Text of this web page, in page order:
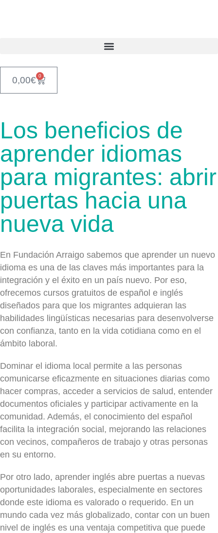
0,00€ 0
Los beneficios de
aprender idiomas
para migrantes: abrir
puertas hacia una
nueva vida
En Fundación Arraigo sabemos que aprender un nuevo
idioma es una de las claves más importantes para la
integración y el éxito en un país nuevo. Por eso,
ofrecemos cursos gratuitos de español e inglés
diseñados para que los migrantes adquieran las
habilidades lingüísticas necesarias para desenvolverse
con confianza, tanto en la vida cotidiana como en el
ámbito laboral.
Dominar el idioma local permite a las personas
comunicarse eficazmente en situaciones diarias como
hacer compras, acceder a servicios de salud, entender
documentos oficiales y participar activamente en la
comunidad. Además, el conocimiento del español
facilita la integración social, mejorando las relaciones
con vecinos, compañeros de trabajo y otras personas
en su entorno.
Por otro lado, aprender inglés abre puertas a nuevas
oportunidades laborales, especialmente en sectores
donde este idioma es valorado o requerido. En un
mundo cada vez más globalizado, contar con un buen
nivel de inglés es una ventaja competitiva que puede